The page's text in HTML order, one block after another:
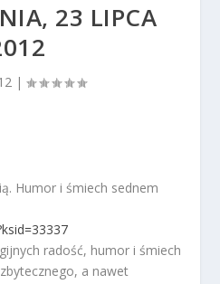
23 LIPCA
|
Humor i śmiech sednem
radość, humor i śmiech
a nawet